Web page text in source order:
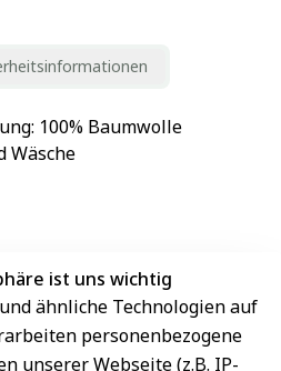
: 100% Baumwolle
Wäsche
- klicken Sie für Details
ist uns wichtig
ähnliche Technologien auf
personenbezogene
unserer Webseite (z.B. IP-